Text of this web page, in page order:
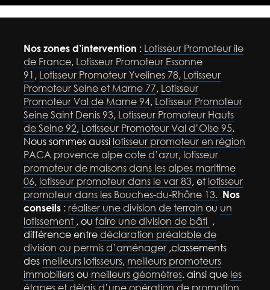
Nos zones d’intervention : Lotisseur Promoteur ile
de France, Lotisseur Promoteur Essonne
91 , Lotisseur Promoteur Yvelines 78, Lotisseur
Promoteur Seine et Marne 77, Lotisseur
Promoteur Val de Marne 94, Lotisseur Promoteur
Seine Saint Denis 93, Lotisseur Promoteur Hauts
de Seine 92, Lotisseur Promoteur Val d’Oise 95.
Nous sommes aussi lotisseur promoteur en région
PACA provence alpe cote d’azur, lotisseur
promoteur de maisons dans les alpes maritime
06, lotisseur promoteur dans le var 83, et lotisseur
promoteur dans les Bouches-du-Rhône 13. Nos
conseils : réaliser une division de terrain ou un
lotissement , ou faire une division de bâti ,
différence entre déclaration préalable de
division ou permis d’aménager ,classements
des meilleurs lotisseurs, meilleurs promoteurs
immobiliers ou meilleurs géomètres. ainsi que les
étapes et délais d’une opération de promotion